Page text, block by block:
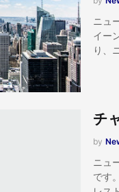
ニュ
イー
り、
チ
by
ニュ
です